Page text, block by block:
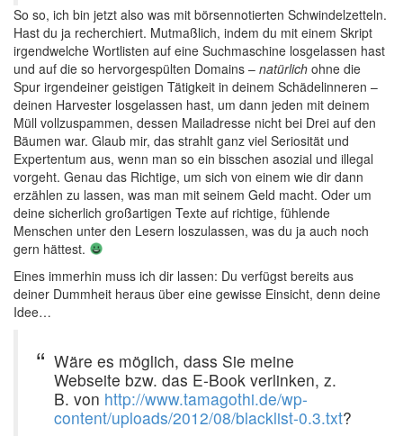
So so, ich bin jetzt also was mit börsennotierten Schwindelzetteln.
Hast du ja recherchiert. Mutmaßlich, indem du mit einem Skript
irgendwelche Wortlisten auf eine Suchmaschine losgelassen hast
und auf die so hervorgespülten Domains – natürlich ohne die
Spur irgendeiner geistigen Tätigkeit in deinem Schädelinneren –
deinen Harvester losgelassen hast, um dann jeden mit deinem
Müll vollzuspammen, dessen Mailadresse nicht bei Drei auf den
Bäumen war. Glaub mir, das strahlt ganz viel Seriosität und
Expertentum aus, wenn man so ein bisschen asozial und illegal
vorgeht. Genau das Richtige, um sich von einem wie dir dann
erzählen zu lassen, was man mit seinem Geld macht. Oder um
deine sicherlich großartigen Texte auf richtige, fühlende
Menschen unter den Lesern loszulassen, was du ja auch noch
gern hättest.
Eines immerhin muss ich dir lassen: Du verfügst bereits aus
deiner Dummheit heraus über eine gewisse Einsicht, denn deine
Idee…
Wäre es möglich, dass Sie meine
Webseite bzw. das E-Book verlinken, z.
B. von http://www.tamagothi.de/wp-
content/uploads/2012/08/blacklist-0.3.txt?